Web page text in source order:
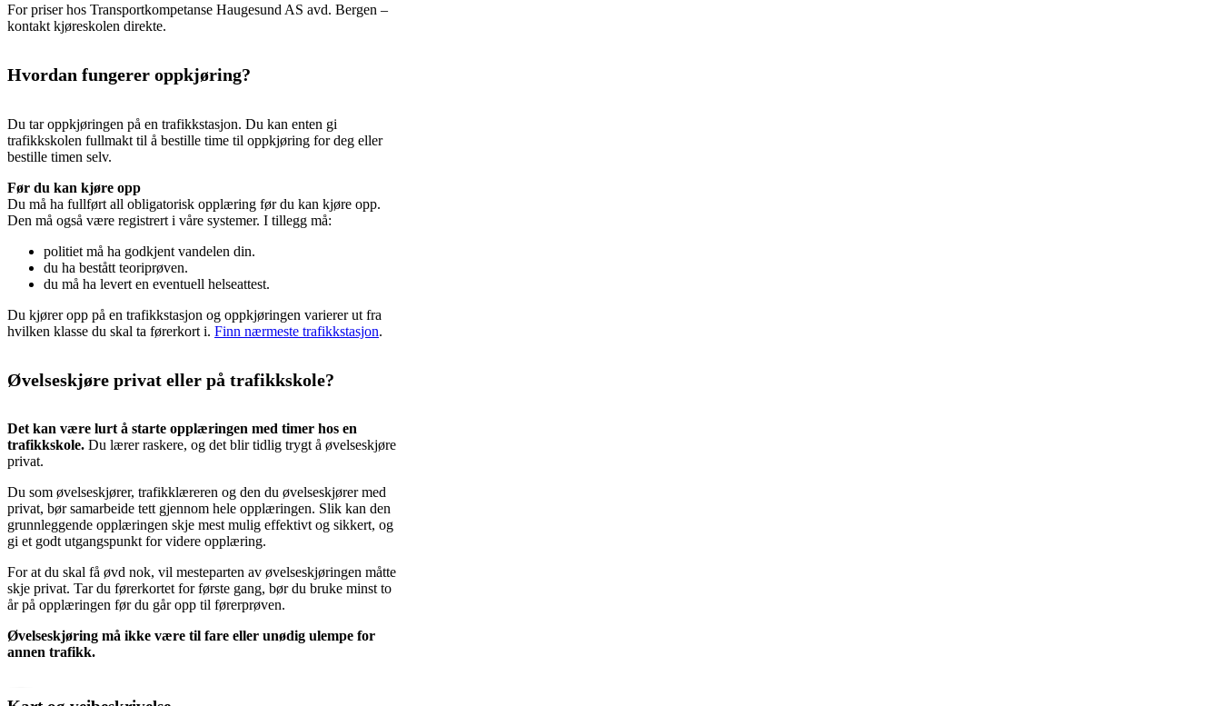
For priser hos Transportkompetanse Haugesund AS avd. Bergen –
kontakt kjøreskolen direkte.
Hvordan fungerer oppkjøring?
Du tar oppkjøringen på en trafikkstasjon. Du kan enten gi
trafikkskolen fullmakt til å bestille time til oppkjøring for deg eller
bestille timen selv.
Før du kan kjøre opp
Du må ha fullført all obligatorisk opplæring før du kan kjøre opp.
Den må også være registrert i våre systemer. I tillegg må:
politiet må ha godkjent vandelen din.
du ha bestått teoriprøven.
du må ha levert en eventuell helseattest.
Du kjører opp på en trafikkstasjon og oppkjøringen varierer ut fra
hvilken klasse du skal ta førerkort i. Finn nærmeste trafikkstasjon.
Øvelseskjøre privat eller på trafikkskole?
Det kan være lurt å starte opplæringen med timer hos en
trafikkskole. Du lærer raskere, og det blir tidlig trygt å øvelseskjøre
privat.
Du som øvelseskjører, trafikklæreren og den du øvelseskjører med
privat, bør samarbeide tett gjennom hele opplæringen. Slik kan den
grunnleggende opplæringen skje mest mulig effektivt og sikkert, og
gi et godt utgangspunkt for videre opplæring.
For at du skal få øvd nok, vil mesteparten av øvelseskjøringen måtte
skje privat. Tar du førerkortet for første gang, bør du bruke minst to
år på opplæringen før du går opp til førerprøven.
Øvelseskjøring må ikke være til fare eller unødig ulempe for
annen trafikk.